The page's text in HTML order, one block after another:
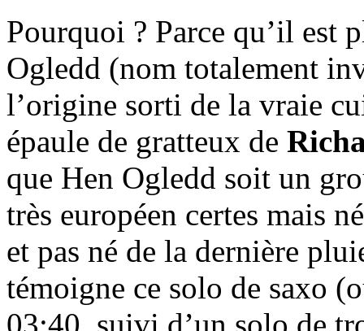
Pourquoi ? Parce qu’il est
Ogledd (nom totalement
l’origine sorti de la vraie
épaule de gratteux de
que Hen Ogledd soit un
très européen certes mais
et pas né de la dernière
témoigne ce solo de saxo
03:40, suivi d’un solo de